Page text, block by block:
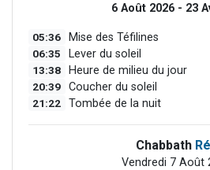
6 Août 2026 - 23
05:36 Mise des Téfilines
06:35 Lever du soleil
13:38 Heure de milieu du jour
20:39 Coucher du soleil
21:22 Tombée de la nuit
Chabbath
Vendredi 7 Août